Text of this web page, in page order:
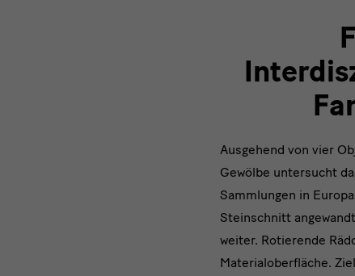
Ausgehend von vier
Gewölbe untersucht
Sammlungen in
Steinschnitt
weiter. Rotierende
Materialoberfläche.